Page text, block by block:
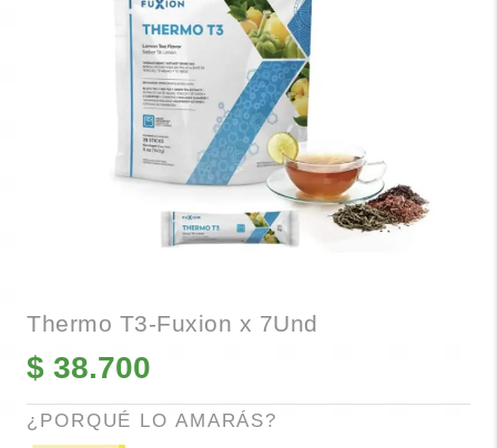
Thermo T3-Fuxion x 7Und
$ 38.700
¿PORQUÉ LO AMARÁS?